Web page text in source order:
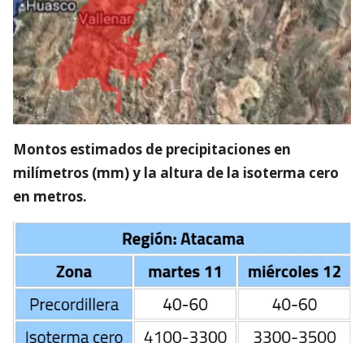
Montos estimados de precipitaciones en
milímetros (mm) y la altura de la isoterma cero
en metros.